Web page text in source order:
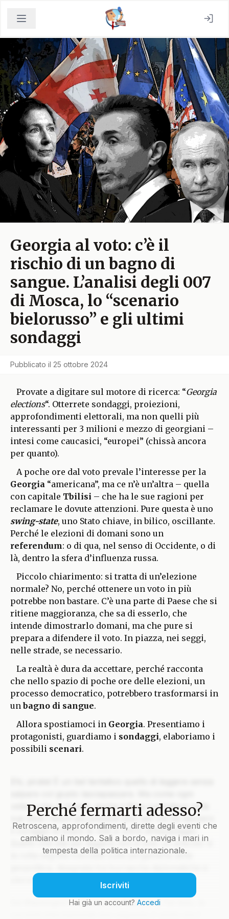
Georgia al voto: c’è il
rischio di un bagno di
sangue. L’analisi degli 007
di Mosca, lo “scenario
bielorusso” e gli ultimi
sondaggi
Pubblicato il 25 ottobre 2024
Provate a digitare sul motore di ricerca: “Georgia
elections“. Otterrete sondaggi, proiezioni,
approfondimenti elettorali, ma non quelli più
interessanti per 3 milioni e mezzo di georgiani –
intesi come caucasici, “europei” (chissà ancora
per quanto).
A poche ore dal voto prevale l’interesse per la
Georgia “americana”, ma ce n’è un’altra – quella
con capitale Tbilisi – che ha le sue ragioni per
reclamare le dovute attenzioni. Pure questa è uno
swing-state, uno Stato chiave, in bilico, oscillante.
Perché le elezioni di domani sono un
referendum: o di qua, nel senso di Occidente, o di
là, dentro la sfera d’influenza russa.
Piccolo chiarimento: si tratta di un’elezione
normale? No, perché ottenere un voto in più
potrebbe non bastare. C’è una parte di Paese che si
ritiene maggioranza, che sa di esserlo, che
intende dimostrarlo domani, ma che pure si
prepara a difendere il voto. In piazza, nei seggi,
nelle strade, se necessario.
La realtà è dura da accettare, perché racconta
che nello spazio di poche ore delle elezioni, un
processo democratico, potrebbero trasformarsi in
unbagno di sangue.
Allora spostiamoci in Georgia. Presentiamo i
protagonisti, guardiamo i sondaggi, elaboriamo i
possibili scenari.
veliero che si rispetti, anche il Blog custodisce nelle
sue stive i tesori più preziosi solo per chi ha davvero
il coraggio di issare le vele e unirsi all’equipaggio.
Quello che stai per leggere non è solo un articolo: è
la rotta segreta tracciata sulla pergamena della
silenzi che parlano più di mille colpi di cannone.
Da Washington a Mosca, da Pechino a Tel Aviv, le
Perché fermarti adesso?
Retroscena, approfondimenti, dirette degli eventi che
cambiano il mondo. Sali a bordo, naviga i mari in
tempesta della politica internazionale.
Iscriviti
Hai già un account? Accedi